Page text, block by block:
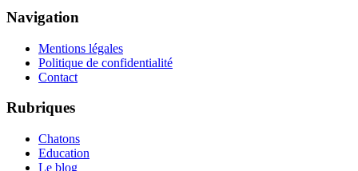
Navigation
Mentions légales
Politique de confidentialité
Contact
Rubriques
Chatons
Education
Le blog